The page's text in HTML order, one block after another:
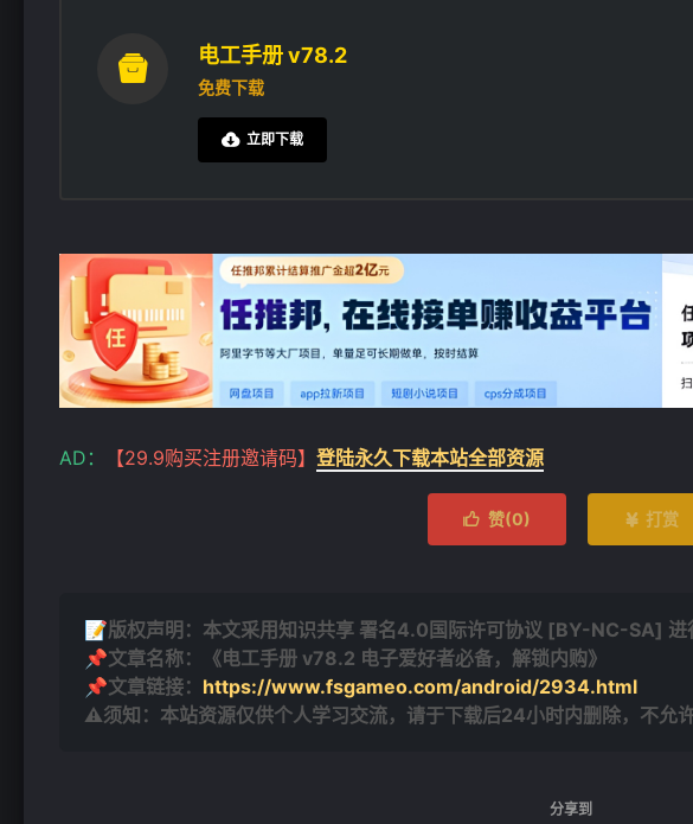
 电工手册 v78.2
免费下载
立即下载
AD： 【29.9购买注册邀请码】 登陆永久下载本站全部资源
 赞(0)  打赏
📝版权声明：本文采用知识共享 署名4.0国际许可协议 [BY-NC-SA] 进
📌文章名称：《电工手册 v78.2 电子爱好者必备，解锁内购》
📌文章链接： https://www.fsgameo.com/android/2934.html
⚠须知：本站资源仅供个人学习交流，请于下载后24小时内删除，不允
分享到